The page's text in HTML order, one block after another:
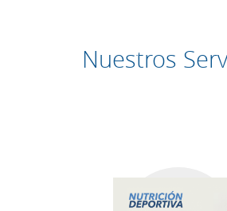
Nuestros